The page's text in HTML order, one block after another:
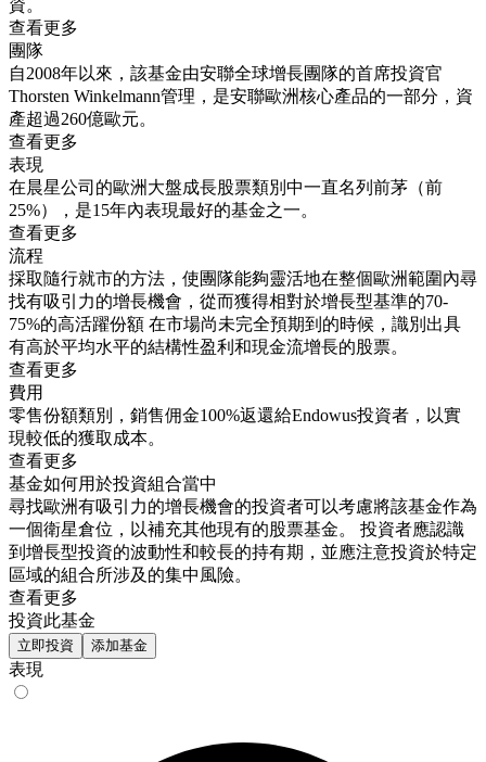
資。
查看更多
團隊
自2008年以來，該基金由安聯全球增長團隊的首席投資官
Thorsten Winkelmann管理，是安聯歐洲核心產品的一部分，資
產超過260億歐元。
查看更多
表現
在晨星公司的歐洲大盤成長股票類別中一直名列前茅（前
25%），是15年內表現最好的基金之一。
查看更多
流程
採取隨行就市的方法，使團隊能夠靈活地在整個歐洲範圍內尋
找有吸引力的增長機會，從而獲得相對於增長型基準的70-
75%的高活躍份額 在市場尚未完全預期到的時候，識別出具
有高於平均水平的結構性盈利和現金流增長的股票。
查看更多
費用
零售份額類別，銷售佣金100%返還給Endowus投資者，以實
現較低的獲取成本。
查看更多
基金如何用於投資組合當中
尋找歐洲有吸引力的增長機會的投資者可以考慮將該基金作為
一個衛星倉位，以補充其他現有的股票基金。 投資者應認識
到增長型投資的波動性和較長的持有期，並應注意投資於特定
區域的組合所涉及的集中風險。
查看更多
投資此基金
立即投資 添加基金
表現